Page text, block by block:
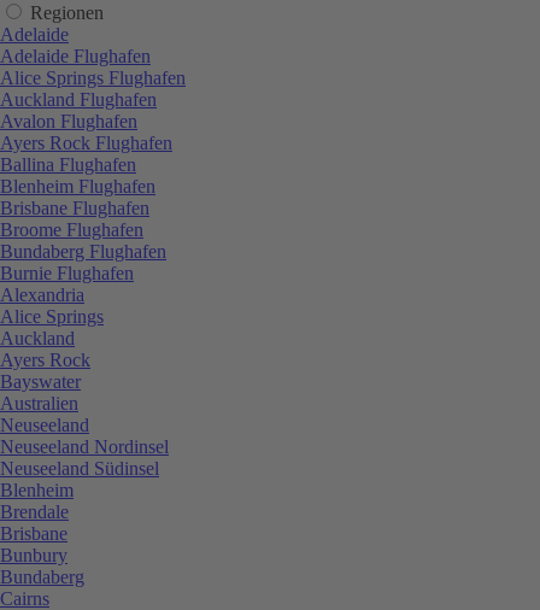
Regionen
Adelaide
Adelaide Flughafen
Alice Springs Flughafen
Auckland Flughafen
Avalon Flughafen
Ayers Rock Flughafen
Ballina Flughafen
Blenheim Flughafen
Brisbane Flughafen
Broome Flughafen
Bundaberg Flughafen
Burnie Flughafen
Alexandria
Alice Springs
Auckland
Ayers Rock
Bayswater
Australien
Neuseeland
Neuseeland Nordinsel
Neuseeland Südinsel
Blenheim
Brendale
Brisbane
Bunbury
Bundaberg
Cairns